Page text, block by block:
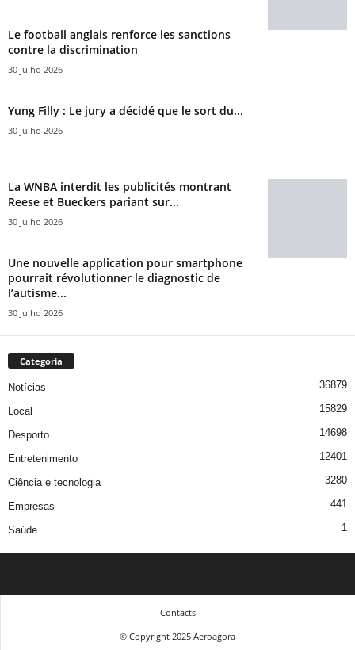
Le football anglais renforce les sanctions
contre la discrimination
30 Julho 2026
Yung Filly : Le jury a décidé que le sort du...
30 Julho 2026
La WNBA interdit les publicités montrant
Reese et Bueckers pariant sur...
30 Julho 2026
Une nouvelle application pour smartphone
pourrait révolutionner le diagnostic de
l’autisme...
30 Julho 2026
Categoria
Notícias 36879
Local 15829
Desporto 14698
Entretenimento 12401
Ciência e tecnologia 3280
Empresas 441
Saúde 1
Contacts
© Copyright 2025 Aeroagora